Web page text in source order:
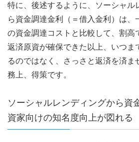
特に、後述するように、ソーシャル
ら資金調達金利（＝借入金利）は、
の資金調達コストと比較して、割高
返済原資が確保できた以上、いつま
るのではなく、さっさと返済を済ま
務上、得策です。
ソーシャルレンディングから資
資家向けの知名度向上が図れる